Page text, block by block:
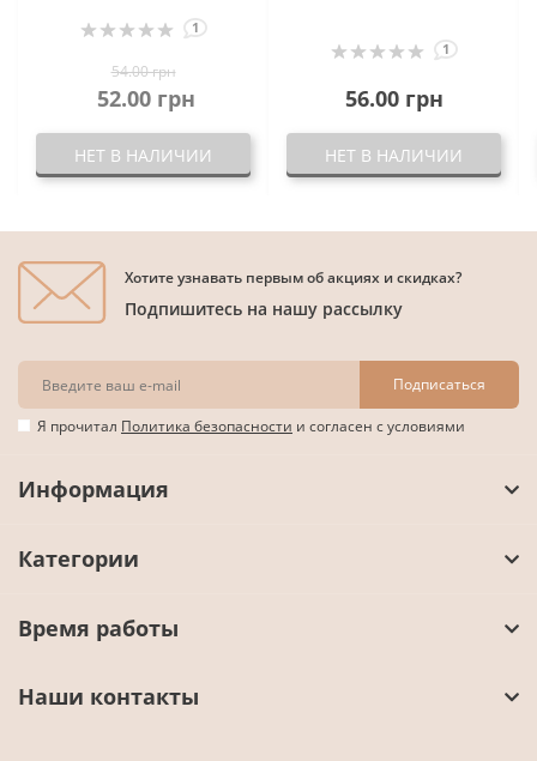
1
54.00 грн
52.00 грн
НЕТ В НАЛИЧИИ
1
56.00 грн
НЕТ В НАЛИЧИИ
Хотите узнавать первым об акциях и скидках?
Подпишитесь на нашу рассылку
Подписаться
Я прочитал Политика безопасности и согласен с условиями
Информация
Категории
Время работы
Наши контакты